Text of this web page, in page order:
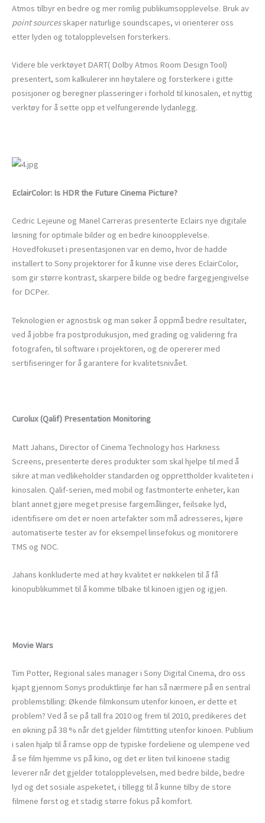
Atmos tilbyr en bedre og mer romlig publikumsopplevelse. Bruk av
point sourcesskaper naturlige soundscapes, vi orienterer oss
etter lyden og totalopplevelsen forsterkers.
Videre ble verktøyet DART( Dolby Atmos Room Design Tool)
presentert, som kalkulerer inn høytalere og forsterkere i gitte
posisjoner og beregner plasseringer i forhold til kinosalen, et nyttig
verktøy for å sette opp et velfungerende lydanlegg.
EclairColor: Is HDR the Future Cinema Picture?
Cedric Lejeune og Manel Carreras presenterte Eclairs nye digitale
løsning for optimale bilder og en bedre kinoopplevelse.
Hovedfokuset i presentasjonen var en demo, hvor de hadde
installert to Sony projektorer for å kunne vise deres EclairColor,
som gir større kontrast, skarpere bilde og bedre fargegjengivelse
for DCPer.
Teknologien er agnostisk og man søker å oppmå bedre resultater,
ved å jobbe fra postprodukusjon, med grading og validering fra
fotografen, til software i projektoren, og de opererer med
sertifiseringer for å garantere for kvalitetsnivået.
Curolux (Qalif) Presentation Monitoring
Matt Jahans, Director of Cinema Technology hos Harkness
Screens, presenterte deres produkter som skal hjelpe til med å
sikre at man vedlikeholder standarden og opprettholder kvaliteten i
kinosalen. Qalif-serien, med mobil og fastmonterte enheter, kan
blant annet gjøre meget presise fargemålinger, feilsøke lyd,
identifisere om det er noen artefakter som må adresseres, kjøre
automatiserte tester av for eksempel linsefokus og monitorere
TMS og NOC.
Jahans konkluderte med at høy kvalitet er nøkkelen til å få
kinopublikummet til å komme tilbake til kinoen igjen og igjen.
Movie Wars
Tim Potter, Regional sales manager i Sony Digital Cinema, dro oss
kjapt gjennom Sonys produktlinje før han så nærmere på en sentral
problemstilling: Økende filmkonsum utenfor kinoen, er dette et
problem? Ved å se på tall fra 2010 og frem til 2010, predikeres det
en økning på 38 % når det gjelder filmtitting utenfor kinoen. Publium
i salen hjalp til å ramse opp de typiske fordeliene og ulempene ved
å se film hjemme vs på kino, og det er liten tvil kinoene stadig
leverer når det gjelder totalopplevelsen, med bedre bilde, bedre
lyd og det sosiale aspeketet, i tillegg til å kunne tilby de store
filmene først og et stadig større fokus på komfort.